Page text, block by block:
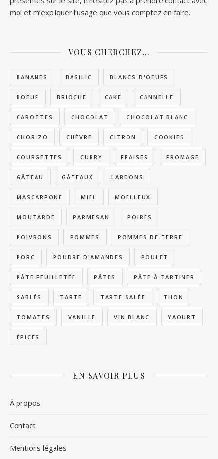
moi et m’expliquer l’usage que vous comptez en faire.
VOUS CHERCHEZ…
BANANES BASILIC BLANCS D'OEUFS
BOEUF BRIOCHE CAKE CANNELLE
CAROTTES CHOCOLAT CHOCOLAT BLANC
CHORIZO CHÈVRE CITRON COOKIES
COURGETTES CURRY FRAISES FROMAGE
GÂTEAU GÂTEAUX LARDONS
MASCARPONE MIEL MOELLEUX
MOUTARDE PARMESAN POIRES
POIVRONS POMMES POMMES DE TERRE
PORC POUDRE D'AMANDES POULET
PÂTE FEUILLETÉE PÂTES PÂTE À TARTINER
SABLÉS TARTE TARTE SALÉE THON
TOMATES VANILLE VIN BLANC YAOURT
ÉPICES
EN SAVOIR PLUS
À propos
Contact
Mentions légales